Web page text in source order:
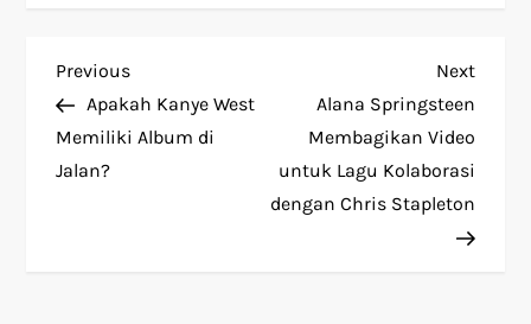
P
o
s
Previous
Post
Previous
Apakah Kanye West
Memiliki Album di
Jalan?
Next
Post
Next
Alana Springsteen
Membagikan Video
untuk Lagu Kolaborasi
dengan Chris Stapleton